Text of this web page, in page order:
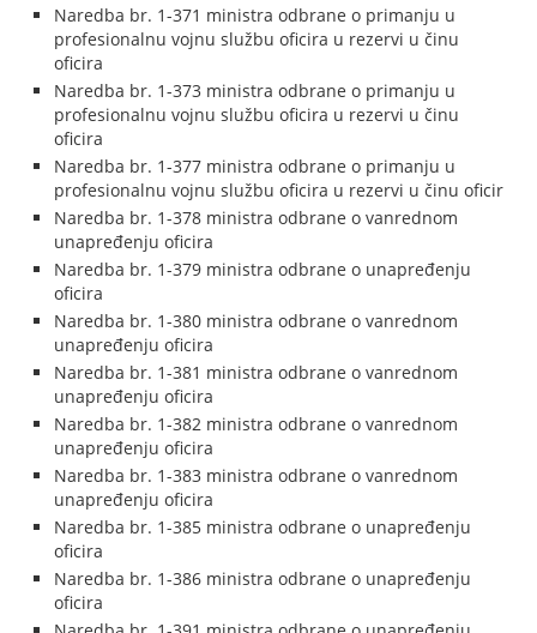
Naredba br. 1-371 ministra odbrane o primanju u
profesionalnu vojnu službu oficira u rezervi u činu
oficira
Naredba br. 1-373 ministra odbrane o primanju u
profesionalnu vojnu službu oficira u rezervi u činu
oficira
Naredba br. 1-377 ministra odbrane o primanju u
profesionalnu vojnu službu oficira u rezervi u činu oficir
Naredba br. 1-378 ministra odbrane o vanrednom
unapređenju oficira
Naredba br. 1-379 ministra odbrane o unapređenju
oficira
Naredba br. 1-380 ministra odbrane o vanrednom
unapređenju oficira
Naredba br. 1-381 ministra odbrane o vanrednom
unapređenju oficira
Naredba br. 1-382 ministra odbrane o vanrednom
unapređenju oficira
Naredba br. 1-383 ministra odbrane o vanrednom
unapređenju oficira
Naredba br. 1-385 ministra odbrane o unapređenju
oficira
Naredba br. 1-386 ministra odbrane o unapređenju
oficira